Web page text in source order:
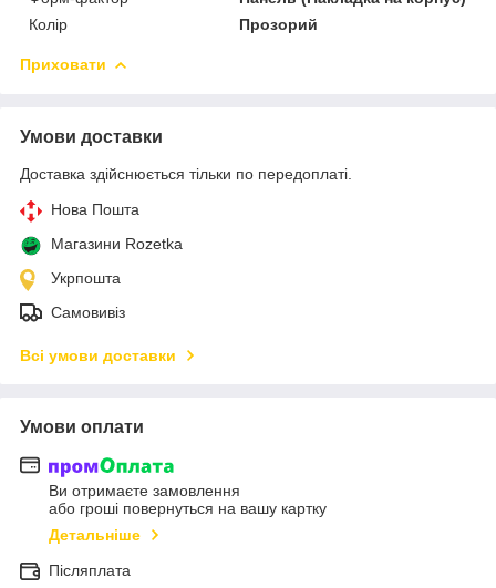
Колір
Прозорий
Приховати
Умови доставки
Доставка здійснюється тільки по передоплаті.
Нова Пошта
Магазини Rozetka
Укрпошта
Самовивіз
Всі умови доставки
Умови оплати
Ви отримаєте замовлення
або гроші повернуться на вашу картку
Детальніше
Післяплата